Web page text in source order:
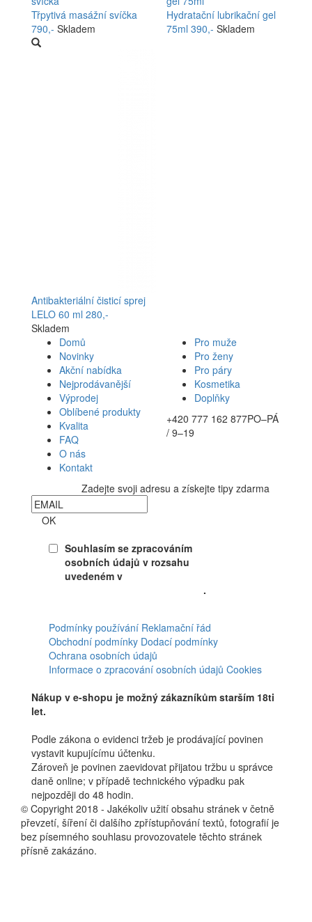
Třpytivá masážní svíčka
790,- Skladem
Hydratační lubrikační gel
75ml 390,- Skladem
Antibakteriální čisticí sprej
LELO 60 ml 280,-
Skladem
Domů
Novinky
Akční nabídka
Nejprodávanější
Výprodej
Oblíbené produkty
Kvalita
FAQ
O nás
Kontakt
Pro muže
Pro ženy
Pro páry
Kosmetika
Doplňky
+420 777 162 877PO–PÁ
/ 9–19
Zadejte svoji adresu a získejte tipy zdarma
OK
Souhlasím se zpracováním
osobních údajů v rozsahu
uvedeném v
.
Podmínky používání Reklamační řád
Obchodní podmínky Dodací podmínky
Ochrana osobních údajů
Informace o zpracování osobních údajů Cookies
Nákup v e-shopu je možný zákazníkům starším 18ti
let.
Podle zákona o evidenci tržeb je prodávající povinen
vystavit kupujícímu účtenku.
Zároveň je povinen zaevidovat přijatou tržbu u správce
daně online; v případě technického výpadku pak
nejpozději do 48 hodin.
© Copyright 2018 - Jakékoliv užití obsahu stránek v četně
převzetí, šíření či dalšího zpřístupňování textů, fotografií je
bez písemného souhlasu provozovatele těchto stránek
přísně zakázáno.